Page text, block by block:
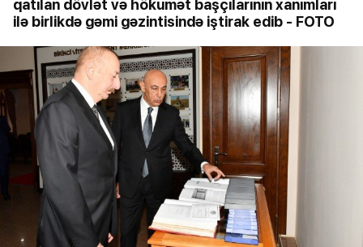
qatılan dövlət və hökumət başçılarının xanımları
ilə birlikdə gəmi gəzintisində iştirak edib - FOTO